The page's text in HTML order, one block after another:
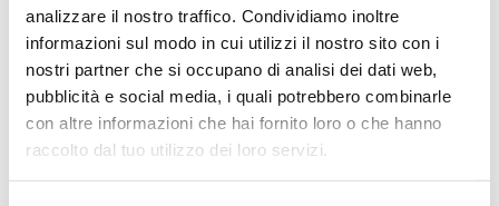
analizzare il nostro traffico. Condividiamo inoltre
informazioni sul modo in cui utilizzi il nostro sito con i
nostri partner che si occupano di analisi dei dati web,
pubblicità e social media, i quali potrebbero combinarle
con altre informazioni che hai fornito loro o che hanno
raccolto dal tuo utilizzo dei loro servizi.
IL SALONE DEI PAGAMENTI 2018
Rebranding: cambiare per rimanere